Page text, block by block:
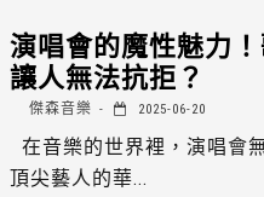
演唱會的魔性魅力
讓人無法抗拒？
傑森音樂 2025-06-20
在音樂的世界裡，演唱會
頂尖藝人的華...